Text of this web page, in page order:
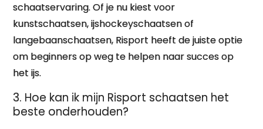
schaatservaring. Of je nu kiest voor
kunstschaatsen, ijshockeyschaatsen of
langebaanschaatsen, Risport heeft de juiste optie
om beginners op weg te helpen naar succes op
het ijs.
3. Hoe kan ik mijn Risport schaatsen het
beste onderhouden?